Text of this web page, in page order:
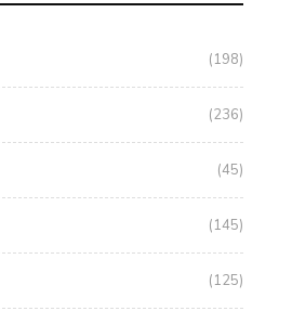
(198)
(236)
(45)
(145)
(125)